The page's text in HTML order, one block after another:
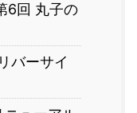
6回 丸子の
バーサイ